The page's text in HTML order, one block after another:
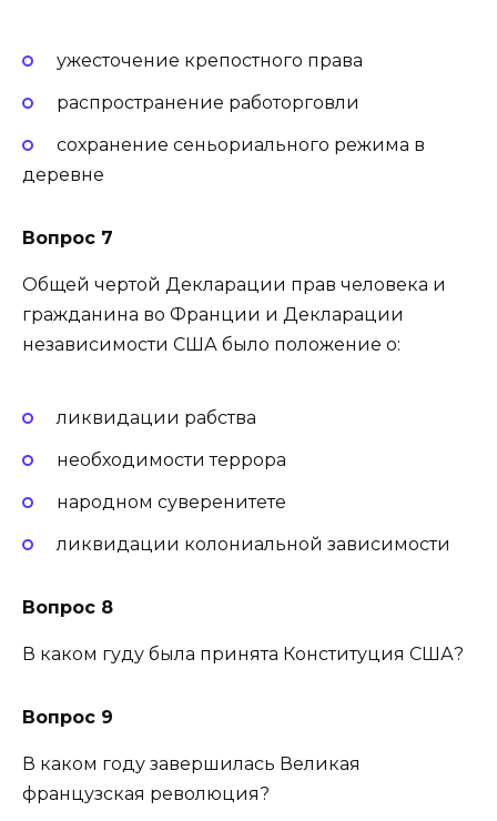
ужесточение крепостного права
распространение работорговли
сохранение сеньориального режима в
деревне
Вопрос 7
Общей чертой Декларации прав человека и
гражданина во Франции и Декларации
независимости США было положение о:
ликвидации рабства
необходимости террора
народном суверенитете
ликвидации колониальной зависимости
Вопрос 8
В каком гуду была принята Конституция США?
Вопрос 9
В каком году завершилась Великая
французская революция?